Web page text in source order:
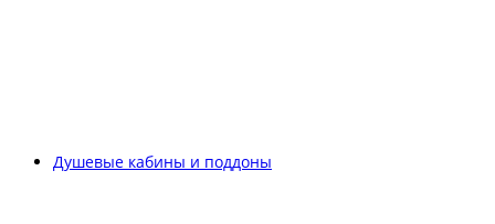
Душевые кабины и поддоны